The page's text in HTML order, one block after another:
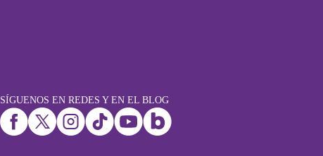
SÍGUENOS EN REDES Y EN EL BLOG